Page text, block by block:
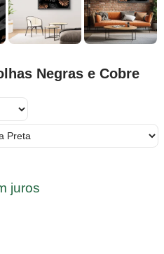
Negras e Cobre
juros